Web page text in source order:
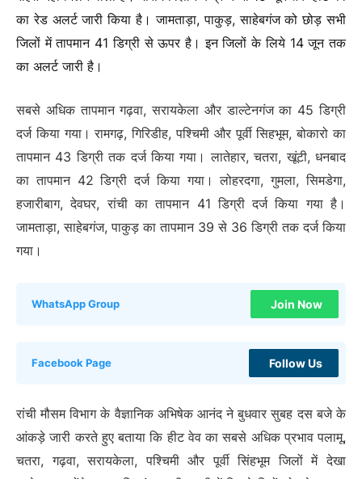
का रेड अलर्ट जारी किया है। जामताड़ा, पाकुड़, साहेबगंज को छोड़ सभी
जिलों में तापमान 41 डिग्री से ऊपर है। इन जिलों के लिये 14 जून तक
का अलर्ट जारी है।
सबसे अधिक तापमान गढ़वा, सरायकेला और डाल्टेनगंज का 45 डिग्री
दर्ज किया गया। रामगढ़, गिरिडीह, पश्चिमी और पूर्वी सिहभूम, बोकारो का
तापमान 43 डिग्री तक दर्ज किया गया। लातेहार, चतरा, खूंटी, धनबाद
का तापमान 42 डिग्री दर्ज किया गया। लोहरदगा, गुमला, सिमडेगा,
हजारीबाग, देवघर, रांची का तापमान 41 डिग्री दर्ज किया गया है।
जामताड़ा, साहेबगंज, पाकुड़ का तापमान 39 से 36 डिग्री तक दर्ज किया
गया।
WhatsApp Group Join Now
Facebook Page Follow Us
रांची मौसम विभाग के वैज्ञानिक अभिषेक आनंद ने बुधवार सुबह दस बजे के
आंकड़े जारी करते हुए बताया कि हीट वेव का सबसे अधिक प्रभाव पलामू,
चतरा, गढ़वा, सरायकेला, पश्चिमी और पूर्वी सिंहभूम जिलों में देखा